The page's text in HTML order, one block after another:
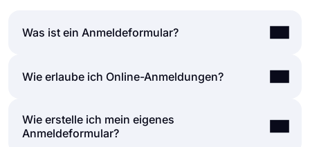
Was ist ein Anmeldeformular?
Ein Registrierungsformular ist ein Dokument zum
eine Anwendung, Veranstaltungen, Organisationen,
Werbegeschenke und mehr. In
Wie erlaube ich Online-Anmeldungen?
Menschen schließen Registrierungen im
Wesentlichen auf zwei Arten ab; Papierformulare
Wie erstelle ich mein eigenes
Anmeldeformular?